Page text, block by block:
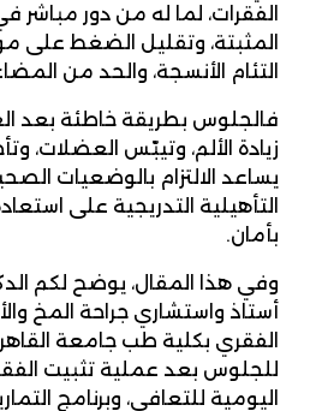
الفقرات، لما له من دور مباشر
المثبتة، وتقليل الضغط على
التئام الأنسجة، والحد من
فالجلوس بطريقة خاطئة بعد
زيادة الألم، وتيبّس العضلات،
يساعد الالتزام بالوضعيات
التأهيلية التدريجية على
بأمان.
وفي هذا المقال، يوضح لكم
أستاذ واستشاري جراحة المخ
الفقري بكلية طب جامعة
للجلوس بعد عملية تثبيت
اليومية للتعافي، وبرنامج